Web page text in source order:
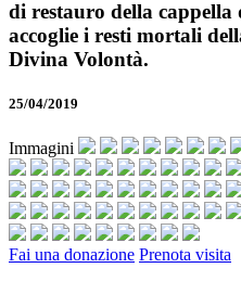
di restauro della cappella
accoglie i resti mortali
Divina Volontà.
25/04/2019
Immagini
Fai una donazione Prenota visita